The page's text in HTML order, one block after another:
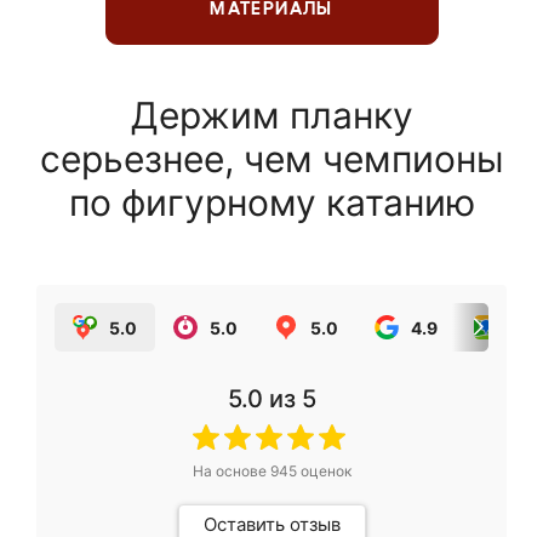
МАТЕРИАЛЫ
Держим планку
серьезнее, чем чемпионы
по фигурному катанию
5.0 5.0 5.0 4.9
5.0 из 5
На основе 945оценок
Оставить отзыв